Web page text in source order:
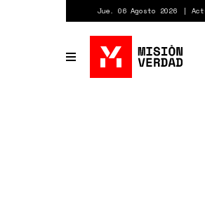
Jue. 06 Agosto 2026
Toggle
navigation